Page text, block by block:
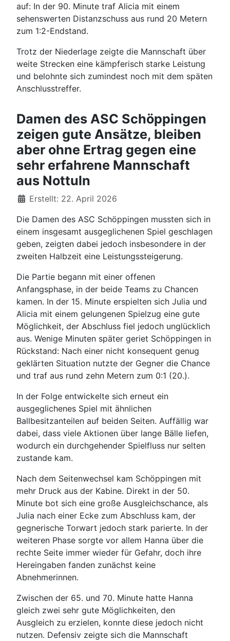
auf: In der 90. Minute traf Alicia mit einem
sehenswerten Distanzschuss aus rund 20 Metern
zum 1:2-Endstand.
Trotz der Niederlage zeigte die Mannschaft über
weite Strecken eine kämpferisch starke Leistung
und belohnte sich zumindest noch mit dem späten
Anschlusstreffer.
Damen des ASC Schöppingen
zeigen gute Ansätze, bleiben
aber ohne Ertrag gegen eine
sehr erfahrene Mannschaft
aus Nottuln
DetailsErstellt: 22. April 2026
Die Damen des ASC Schöppingen mussten sich in
einem insgesamt ausgeglichenen Spiel geschlagen
geben, zeigten dabei jedoch insbesondere in der
zweiten Halbzeit eine Leistungssteigerung.
Die Partie begann mit einer offenen
Anfangsphase, in der beide Teams zu Chancen
kamen. In der 15. Minute erspielten sich Julia und
Alicia mit einem gelungenen Spielzug eine gute
Möglichkeit, der Abschluss fiel jedoch unglücklich
aus. Wenige Minuten später geriet Schöppingen in
Rückstand: Nach einer nicht konsequent genug
geklärten Situation nutzte der Gegner die Chance
und traf aus rund zehn Metern zum 0:1 (20.).
In der Folge entwickelte sich erneut ein
ausgeglichenes Spiel mit ähnlichen
Ballbesitzanteilen auf beiden Seiten. Auffällig war
dabei, dass viele Aktionen über lange Bälle liefen,
wodurch ein durchgehender Spielfluss nur selten
zustande kam.
Nach dem Seitenwechsel kam Schöppingen mit
mehr Druck aus der Kabine. Direkt in der 50.
Minute bot sich eine große Ausgleichschance, als
Julia nach einer Ecke zum Abschluss kam, der
gegnerische Torwart jedoch stark parierte. In der
weiteren Phase sorgte vor allem Hanna über die
rechte Seite immer wieder für Gefahr, doch ihre
Hereingaben fanden zunächst keine
Abnehmerinnen.
Zwischen der 65. und 70. Minute hatte Hanna
gleich zwei sehr gute Möglichkeiten, den
Ausgleich zu erzielen, konnte diese jedoch nicht
nutzen. Defensiv zeigte sich die Mannschaft